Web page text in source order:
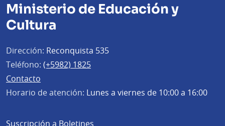
Ministerio de Educación y
Cultura
Dirección: Reconquista 535
Teléfono: (+5982) 1825
Contacto
Horario de atención: Lunes a viernes de 10:00 a 16:00
Suscripción a Boletines